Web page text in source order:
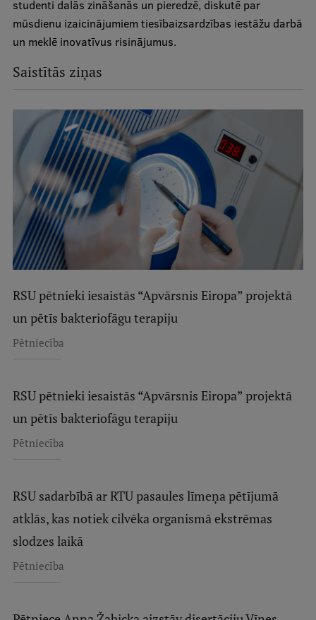
studenti dalās zināšanās un pieredzē, diskutē par
mūsdienu izaicinājumiem tiesībaizsardzības iestāžu darbā
un meklē inovatīvus risinājumus.
Saistītās ziņas
RSU pētnieki iesaistās “Apvārsnis Eiropa” projektā
un pētīs bakteriofāgu terapiju
Pētniecība
RSU pētnieki iesaistās “Apvārsnis Eiropa” projektā
un pētīs bakteriofāgu terapiju
Pētniecība
RSU sadarbībā ar RTU pasaules līmeņa pētījumā
atklās, kas notiek cilvēka organismā ekstrēmas
slodzes laikā
Pētniecība